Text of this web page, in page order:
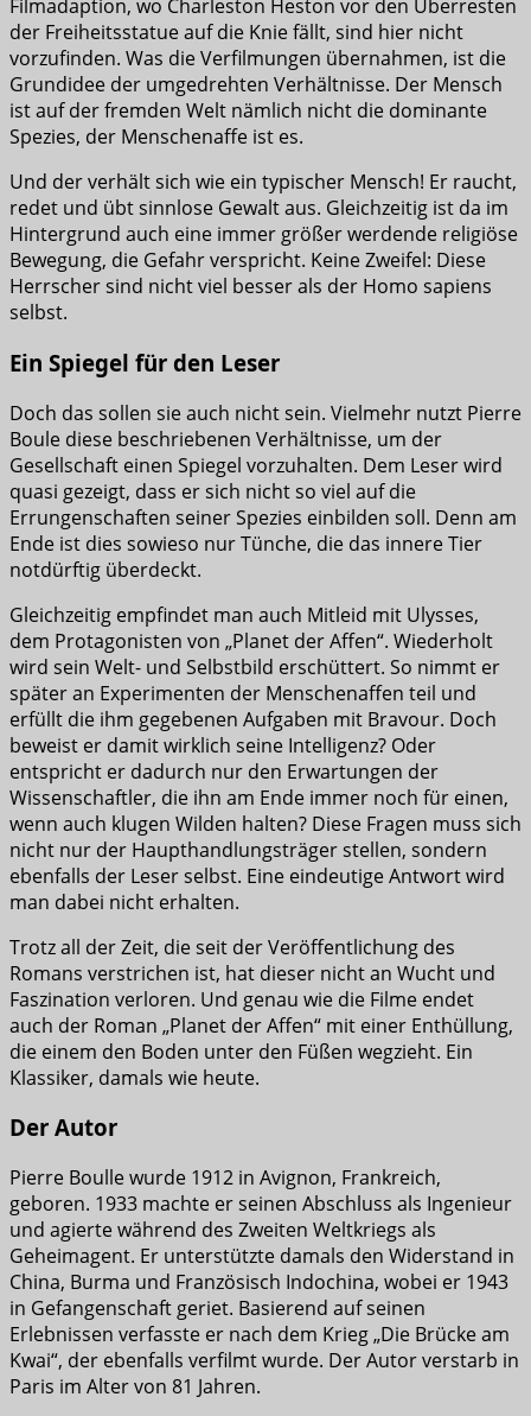
Filmadaption, wo Charleston Heston vor den Überresten
der Freiheitsstatue auf die Knie fällt, sind hier nicht
vorzufinden. Was die Verfilmungen übernahmen, ist die
Grundidee der umgedrehten Verhältnisse. Der Mensch
ist auf der fremden Welt nämlich nicht die dominante
Spezies, der Menschenaffe ist es.
Und der verhält sich wie ein typischer Mensch! Er raucht,
redet und übt sinnlose Gewalt aus. Gleichzeitig ist da im
Hintergrund auch eine immer größer werdende religiöse
Bewegung, die Gefahr verspricht. Keine Zweifel: Diese
Herrscher sind nicht viel besser als der Homo sapiens
selbst.
Ein Spiegel für den Leser
Doch das sollen sie auch nicht sein. Vielmehr nutzt Pierre
Boule diese beschriebenen Verhältnisse, um der
Gesellschaft einen Spiegel vorzuhalten. Dem Leser wird
quasi gezeigt, dass er sich nicht so viel auf die
Errungenschaften seiner Spezies einbilden soll. Denn am
Ende ist dies sowieso nur Tünche, die das innere Tier
notdürftig überdeckt.
Gleichzeitig empfindet man auch Mitleid mit Ulysses,
dem Protagonisten von „Planet der Affen“. Wiederholt
wird sein Welt- und Selbstbild erschüttert. So nimmt er
später an Experimenten der Menschenaffen teil und
erfüllt die ihm gegebenen Aufgaben mit Bravour. Doch
beweist er damit wirklich seine Intelligenz? Oder
entspricht er dadurch nur den Erwartungen der
Wissenschaftler, die ihn am Ende immer noch für einen,
wenn auch klugen Wilden halten? Diese Fragen muss sich
nicht nur der Haupthandlungsträger stellen, sondern
ebenfalls der Leser selbst. Eine eindeutige Antwort wird
man dabei nicht erhalten.
Trotz all der Zeit, die seit der Veröffentlichung des
Romans verstrichen ist, hat dieser nicht an Wucht und
Faszination verloren. Und genau wie die Filme endet
auch der Roman „Planet der Affen“ mit einer Enthüllung,
die einem den Boden unter den Füßen wegzieht. Ein
Klassiker, damals wie heute.
Der Autor
Pierre Boulle wurde 1912 in Avignon, Frankreich,
geboren. 1933 machte er seinen Abschluss als Ingenieur
und agierte während des Zweiten Weltkriegs als
Geheimagent. Er unterstützte damals den Widerstand in
China, Burma und Französisch Indochina, wobei er 1943
in Gefangenschaft geriet. Basierend auf seinen
Erlebnissen verfasste er nach dem Krieg „Die Brücke am
Kwai“, der ebenfalls verfilmt wurde. Der Autor verstarb in
Paris im Alter von 81 Jahren.